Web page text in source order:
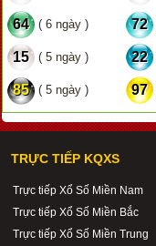
64 ( 6 ngày ) 72
15 ( 5 ngày ) 22
85 ( 5 ngày ) 97
TRỰC TIẾP KQXS
Trực tiếp Xổ Số Miền Nam
Trực tiếp Xổ Số Miền Bắc
Trực tiếp Xổ Số Miền Trung